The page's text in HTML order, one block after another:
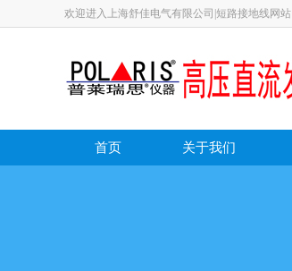
欢迎进入上海舒佳电气有限公司|短路接地线网站
首页 关于我们